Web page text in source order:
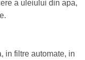
a uleiului din apa,
in filtre automate, in